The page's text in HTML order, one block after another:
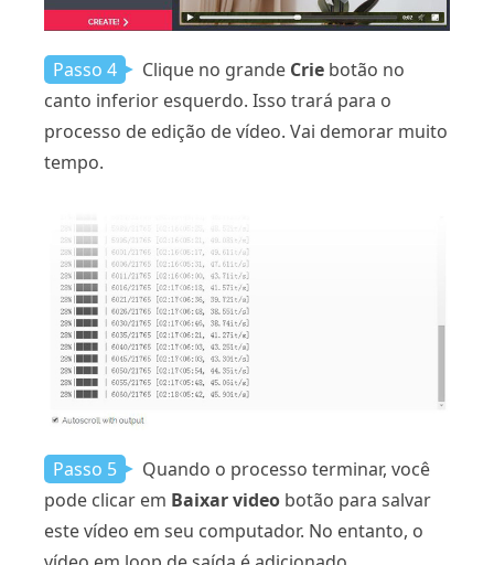
Passo 4 Clique no grande Crie botão no
canto inferior esquerdo. Isso trará para o
processo de edição de vídeo. Vai demorar muito
tempo.
Passo 5
Quando o processo terminar, você
pode clicar em Baixar video botão para salvar
este vídeo em seu computador. No entanto, o